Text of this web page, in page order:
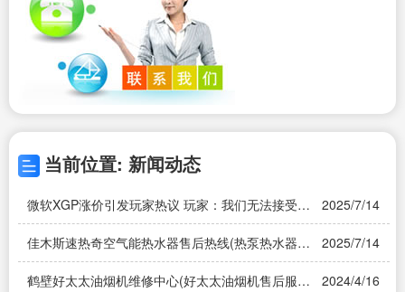
当前位置: 新闻动态
微软XGP涨价引发玩家热议 玩家：我们无法接受这
样突如其来的变化
2025/7/14
佳木斯速热奇空气能热水器售后热线(热泵热水器价
格是多少)
2025/7/14
鹤壁好太太油烟机维修中心(好太太油烟机售后服务
2024/4/16